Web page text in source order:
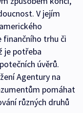
V jejím
finančního trhu či
je potřeba
úvěrů.
Agentury na
pomáhat
různých druhů